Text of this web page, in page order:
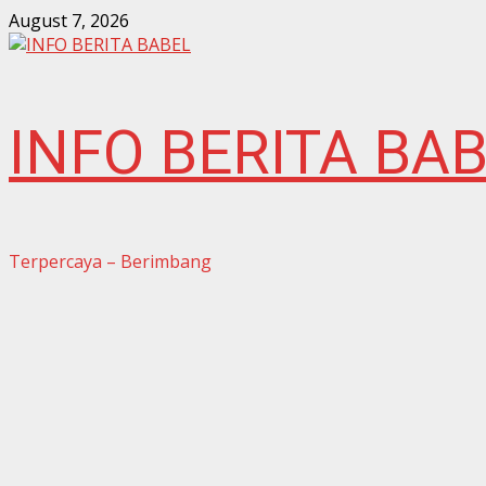
Skip
to
August 7, 2026
INFO BERITA
Terpercaya – Berimbang